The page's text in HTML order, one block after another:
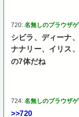
720:名無しのブラウザ
シビラ、ディーナ
ナナリー、イリス
の7体だね
724:名無しのブラウザ
>>720